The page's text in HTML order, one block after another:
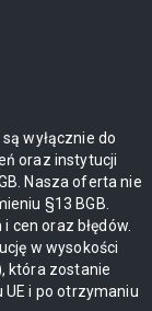
wyłącznie do
oraz instytucji
Nasza oferta nie
§13 BGB.
oraz błędów.
w wysokości
która zostanie
i po otrzymaniu